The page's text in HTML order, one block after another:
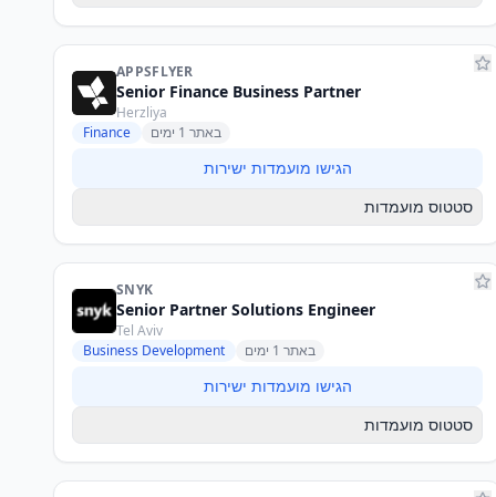
APPSFLYER
Senior Finance Business Partner
Herzliya
Finance
באתר 1 ימים
הגישו מועמדות ישירות
סטטוס מועמדות
SNYK
Senior Partner Solutions Engineer
Tel Aviv
Business Development
באתר 1 ימים
הגישו מועמדות ישירות
סטטוס מועמדות